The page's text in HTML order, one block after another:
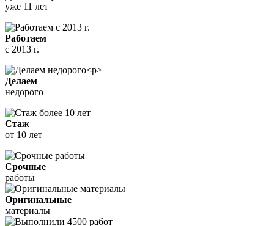
уже 11 лет
Работаем
с 2013 г.
Делаем
недорого
Стаж
от 10 лет
Срочные
работы
Оригинальные
материалы